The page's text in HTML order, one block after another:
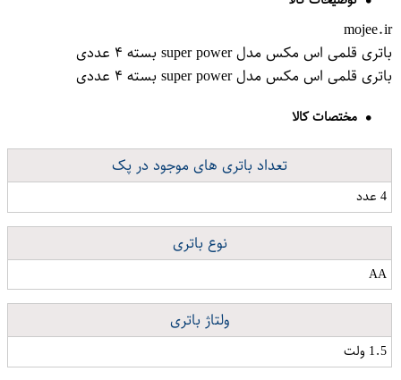
mojee.ir
باتری قلمی اس مکس مدل super power بسته ۴ عددی
باتری قلمی اس مکس مدل super power بسته ۴ عددی
مختصات کالا
تعداد باتری های موجود در پک
4 عدد
نوع باتری
AA
ولتاژ باتری
1.5 ولت